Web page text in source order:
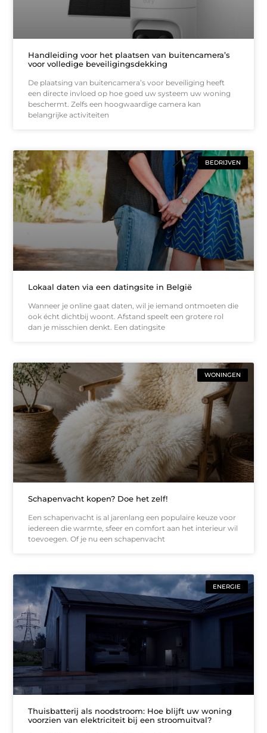
Handleiding voor het plaatsen van buitencamera’s
voor volledige beveiligingsdekking
De plaatsing van buitencamera’s voor beveiliging heeft
een directe invloed op hoe goed uw systeem uw woning
beschermt. Zelfs een hoogwaardige camera kan
belangrijke activiteiten
BEDRIJVEN
Lokaal daten via een datingsite in België
Wanneer je online gaat daten, wil je iemand ontmoeten die
ook écht dichtbij woont. Afstand speelt een grotere rol
dan je misschien denkt. Een datingsite
WONINGEN
Schapenvacht kopen? Doe het zelf!
Een schapenvacht is al jarenlang een populaire keuze voor
iedereen die warmte, sfeer en comfort aan het interieur wil
toevoegen. Of je nu een schapenvacht
ENERGIE
Thuisbatterij als noodstroom: Hoe blijft uw woning
voorzien van elektriciteit bij een stroomuitval?